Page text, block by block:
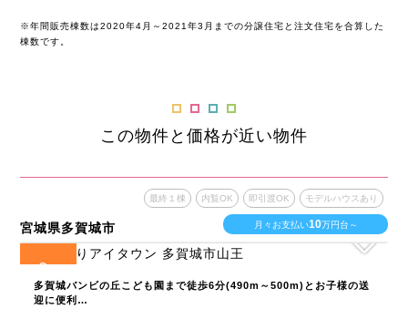
※年間販売棟数は2020年4月～2021年3月までの分譲住宅と注文住宅を合算した
棟数です。
この物件と価格が近い物件
宮城県多賀城市
最終１棟 内覧OK 即引渡OK モデルハウスあり
月々お支払い10万円台～
2
多賀城バンビの丘こども園まで徒歩6分(490m～500m)とお子様の送
迎に便利…